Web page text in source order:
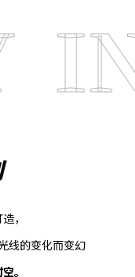
，
线的变化而变幻
。